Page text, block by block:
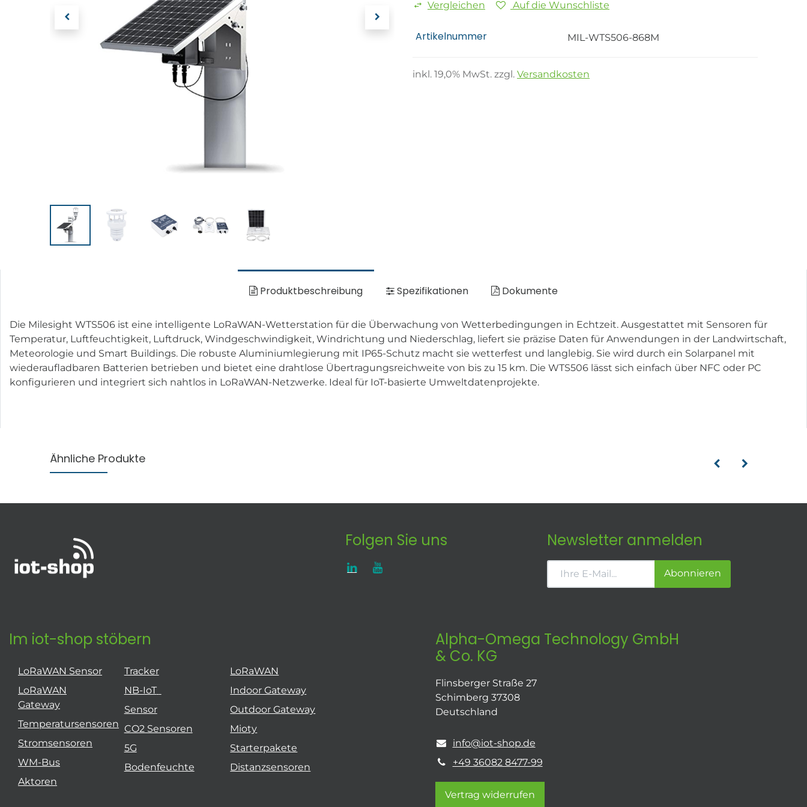
Vergleichen Auf die Wunschliste
Artikelnummer MIL-WTS506-868M
inkl. 19,0% MwSt. zzgl. Versandkosten
Produktbeschreibung Spezifikationen Dokumente
Die Milesight WTS506 ist eine intelligente LoRaWAN-Wetterstation für die Überwachung von Wetterbedingungen in Echtzeit. Ausgestattet mit Sensoren für
Temperatur, Luftfeuchtigkeit, Luftdruck, Windgeschwindigkeit, Windrichtung und Niederschlag, liefert sie präzise Daten für Anwendungen in der Landwirtschaft,
Meteorologie und Smart Buildings. Die robuste Aluminiumlegierung mit IP65-Schutz macht sie wetterfest und langlebig. Sie wird durch ein Solarpanel mit
wiederaufladbaren Batterien betrieben und bietet eine drahtlose Übertragungsreichweite von bis zu 15 km. Die WTS506 lässt sich einfach über NFC oder PC
konfigurieren und integriert sich nahtlos in LoRaWAN-Netzwerke. Ideal für IoT-basierte Umweltdatenprojekte.
Ähnliche Produkte
Folgen Sie uns Newsletter anmelden
Abonnieren
Im iot-shop stöbern
LoRaWAN Sensor
LoRaWAN
Gateway
Temperatursensoren
Stromsensoren
WM-Bus
Aktoren
Tracker
NB-IoT
Sensor
CO2 Sensoren
5G
Bodenfeuchte
LoRaWAN
Indoor Gateway
Outdoor Gateway
Mioty
Starterpakete
Distanzsensoren
Alpha-Omega Technology GmbH
& Co. KG
Flinsberger Straße 27
Schimberg 37308
Deutschland
info@iot-shop.de
+49 36082 8477-99
Vertrag widerrufen